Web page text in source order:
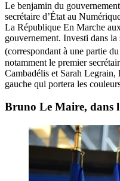
Le benjamin du
secrétaire d’État au
La République En Marche
gouvernement. Investi dans
(correspondant à une partie
notamment le premier
Cambadélis et Sarah Legrain,
gauche qui portera les
Bruno Le Maire, dans